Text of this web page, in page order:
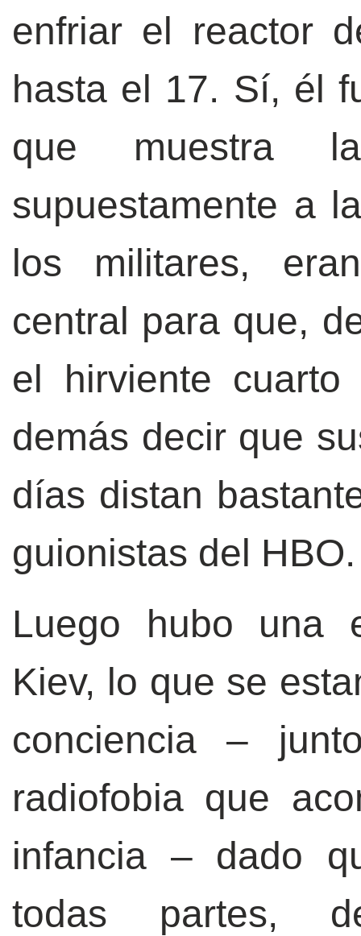
enfriar el reactor
hasta el 17. Sí, él
que muestra
supuestamente a
los militares,
central para que,
el hirviente
demás decir que
días distan
guionistas del HBO.
Luego hubo una
Kiev, lo que se
conciencia –
radiofobia que
infancia – dado
todas partes,